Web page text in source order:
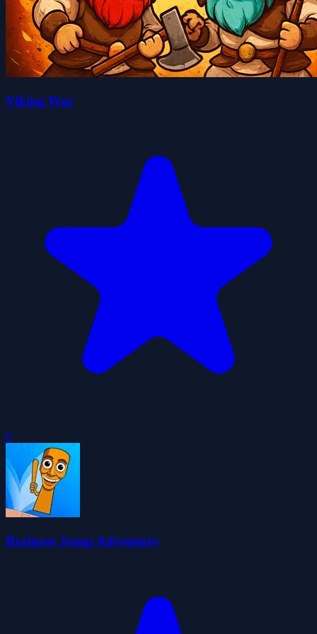
Viking War
0
Brainrot Jump Adventure